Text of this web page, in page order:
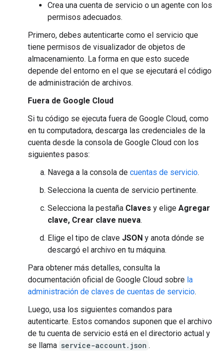
Crea una cuenta de servicio o un agente con los
permisos adecuados.
Primero, debes autenticarte como el servicio que
tiene permisos de visualizador de objetos de
almacenamiento. La forma en que esto sucede
depende del entorno en el que se ejecutará el código
de administración de archivos.
Fuera de Google Cloud
Si tu código se ejecuta fuera de Google Cloud, como
en tu computadora, descarga las credenciales de la
cuenta desde la consola de Google Cloud con los
siguientes pasos:
Navega a la consola de cuentas de servicio.
Selecciona la cuenta de servicio pertinente.
Selecciona la pestaña Claves y elige Agregar
clave, Crear clave nueva.
Elige el tipo de clave JSON y anota dónde se
descargó el archivo en tu máquina.
Para obtener más detalles, consulta la
documentación oficial de Google Cloud sobre la
administración de claves de cuentas de servicio.
Luego, usa los siguientes comandos para
autenticarte. Estos comandos suponen que el archivo
de tu cuenta de servicio está en el directorio actual y
se llama service-account.json .